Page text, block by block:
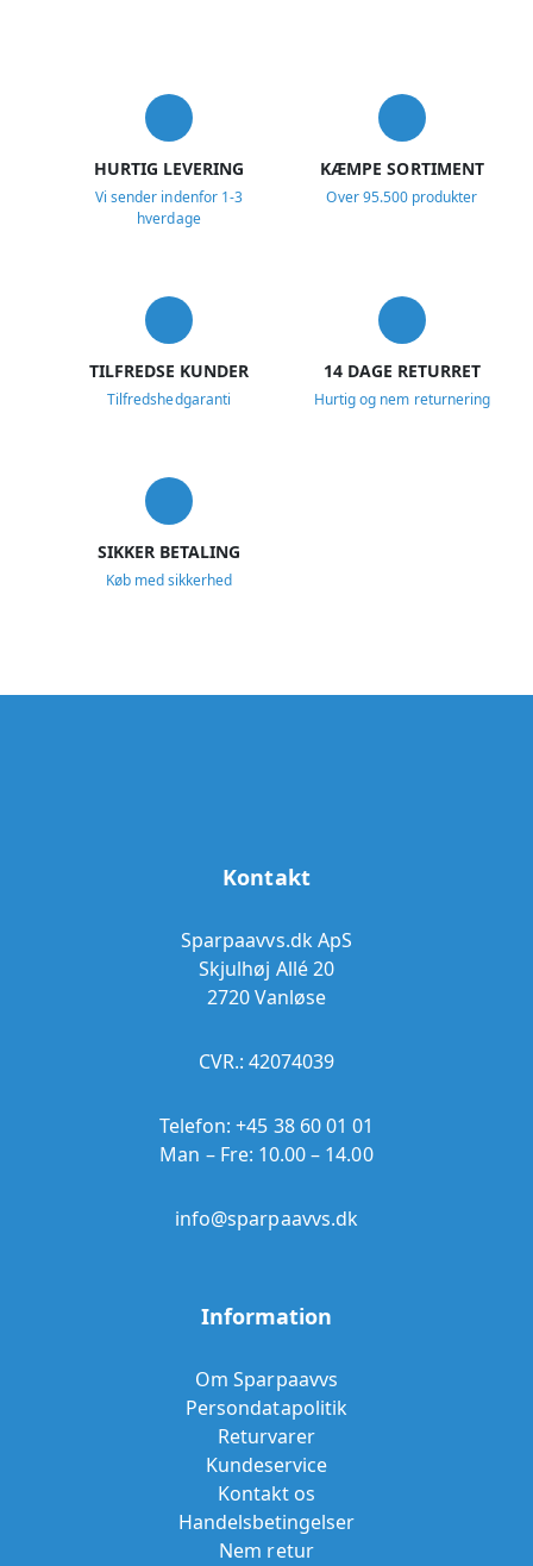
HURTIG LEVERING
Vi sender indenfor 1-3
hverdage
KÆMPE SORTIMENT
Over 95.500 produkter
TILFREDSE KUNDER
Tilfredshedgaranti
14 DAGE RETURRET
Hurtig og nem returnering
SIKKER BETALING
Køb med sikkerhed
Kontakt
Sparpaavvs.dk ApS
Skjulhøj Allé 20
2720 Vanløse
CVR.: 42074039
Telefon:+45 38 60 01 01
Man – Fre: 10.00 – 14.00
info@sparpaavvs.dk
Information
Om Sparpaavvs
Persondatapolitik
Returvarer
Kundeservice
Kontakt os
Handelsbetingelser
Nem retur